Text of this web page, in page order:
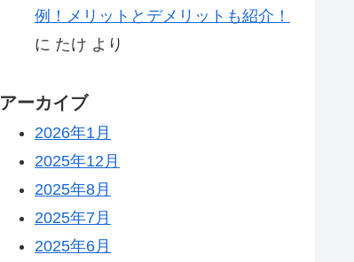
例！メリットとデメリットも紹介！
に たけ より
アーカイブ
2026年1月
2025年12月
2025年8月
2025年7月
2025年6月